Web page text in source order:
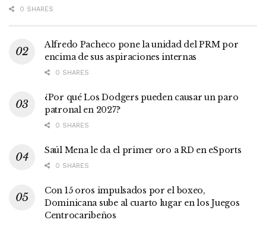
0 SHARES
Alfredo Pacheco pone la unidad del PRM por
encima de sus aspiraciones internas
0 SHARES
¿Por qué Los Dodgers pueden causar un paro
patronal en 2027?
0 SHARES
Saúl Mena le da el primer oro a RD en eSports
0 SHARES
Con 15 oros impulsados por el boxeo,
Dominicana sube al cuarto lugar en los Juegos
Centrocaribeños